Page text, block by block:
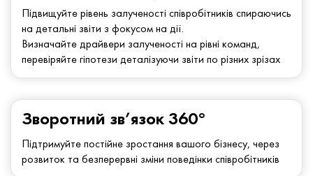
Підвищуйте рівень залученості співробітників спираючись
на детальні звіти з фокусом на дії.
Визначайте драйвери залученості на рівні команд,
перевіряйте гіпотези деталізуючи звіти по різних зрізах
Зворотний зв’язок 360°
Підтримуйте постійне зростання вашого бізнесу, через
розвиток та безперервні зміни поведінки співробітників